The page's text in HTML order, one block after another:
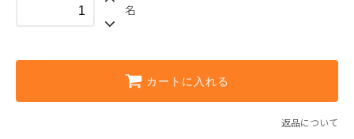
名
カートに入れる
返品について